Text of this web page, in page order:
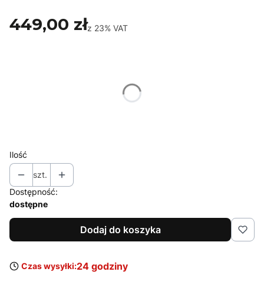
449,00 złz 23% VAT
Ilość
szt.
Dostępność:
dostępne
Dodaj do koszyka
Czas wysyłki:24 godziny